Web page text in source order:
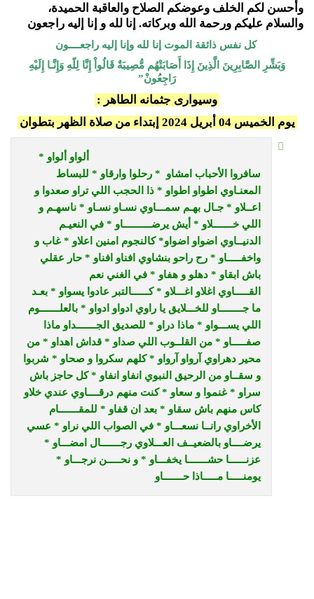
وأحسن لكم الخلف وعوضكم الصلاح والعاقبة الحميدة،
والسلام عليكم ورحمة الله وبركاته. إنا لله و إنا إليه راجعون
كل نفس ذائقة الموت إنا لله وإنا إليه راجعــــون
وَبَشِّرِ الصَّابِرِينَ الَّذِينَ إِذَا أَصَابَتْهُم مُّصِيبَةٌ قَالُواْ إِنَّا لِلّهِ وَإِنَّـا إِلَيْهِ
رَاجِعُونْ”
وسيوارى جثمانه الطاهر :
يوم الخميس 04 أبريل 2024 إبتداء من صلاة الظهر بتطوان
ألواو ألواو *
سافروا الأحباب امشاو * رحلوا وارقاو * للبساط
المعنـاوي اطواو اطواو * ذا الحجب اللي تراو صعدوا و
اعــلاو * جـال بهـم سمـــاوي نسـاو نسـاو * ناسهـم و
اللي خـــــــلاو * أيش يرضــــــــــاو * في النعيـم
الدنيــاوي اضواو اضواو* كالنجوم امنين اعلاو * غاب و
واخفـــــاو * رح راحو بنشاوي افناو افناو * حار عقلي
باش ابقاو * دهلو و هفاو * في الغني نعم
القـــــاوي اغلاو اغـــلاو * كــــــالتبر عادوا يسواو * بعـد
ما جــــــــاو للخـــلايق يا راوي ادواو ادواو * بالعلـــــــوم
اللي يســـواو * ماذا دراو * للصديق الجـــــــداو ماذا
صفـــــاو * من القلــوب اللي صداو * قداش اهداو * من
محير دهراوي آرواو آرواو * كلهم سكروا و صحاو * شربوا
و سقــاو من الرحيق النبوي انفاو انفاو * كل حاجز باش
سراو * غنموا و سعاو * كنت منهم درقــــاوي عندي خلاو
كاس منهم باش سقاو * بعد ان قفاو * للمقـــــــام
الأخراوي رانــا نسعـــاو * في الصواب اللي نراو * عسي
يرضــــاو بالضعيــف العـــلاوي رجـــــــال امضـــاو *
عزنــــــا حشـــــــا يخفـــاو * و نحـــــن نرجـــاو *
يومنـــــا مـــــاذا حـــــــاو